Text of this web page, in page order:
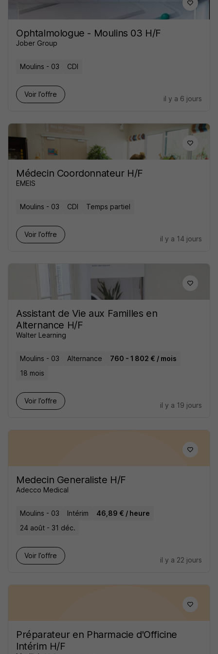
Ophtalmologue - Moulins 03 H/F
Jober Group
Moulins - 03 CDI
Voir l’offre
il y a 6 jours
Médecin Coordonnateur H/F
EMEIS
Moulins - 03 CDI Temps partiel
Voir l’offre
il y a 14 jours
Assistant de Vie aux Familles en
Alternance H/F
Walter Learning
Moulins - 03 Alternance
760 - 1 802 € / mois
18 mois
Voir l’offre
il y a 19 jours
Medecin Generaliste H/F
Adecco Medical
Moulins - 03 Intérim
46,89 € / heure
24 août - 31 déc.
Voir l’offre
il y a 22 jours
Préparateur en Pharmacie d'Officine
Intérim H/F